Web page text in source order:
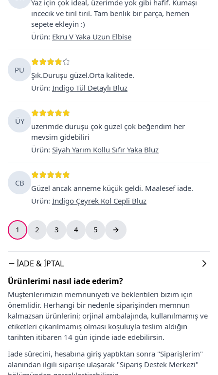
Yaz için çok ideal, üzerimde yok gibi hafif. Kumaşı
incecik ve tiril tiril. Tam benlik bir parça, hemen
sepete ekleyin :)
Ürün: Ekru V Yaka Uzun Elbise
PÜ
Şık.Duruşu güzel.Orta kalitede.
Ürün: İndigo Tül Detaylı Bluz
ÜY
üzerimde duruşu çok güzel çok beğendim her
mevsim gidebiliri
Ürün: Siyah Yarım Kollu Sıfır Yaka Bluz
CB
Güzel ancak anneme küçük geldi. Maalesef iade.
Ürün: İndigo Çeyrek Kol Cepli Bluz
1 2 3 4 5
İADE & İPTAL
Ürünlerimi nasıl iade ederim?
Müşterilerimizin memnuniyeti ve beklentileri bizim için
önemlidir. Herhangi bir nedenle siparişinden memnun
kalmazsan ürünlerini; orjinal ambalajında, kullanılmamış ve
etiketleri çıkarılmamış olması koşuluyla teslim aldığın
tarihten itibaren 14 gün içinde iade edebilirsin.
İade sürecini, hesabına giriş yaptıktan sonra "Siparişlerim"
alanından ilgili siparişe ulaşarak "Sipariş Destek Merkezi"